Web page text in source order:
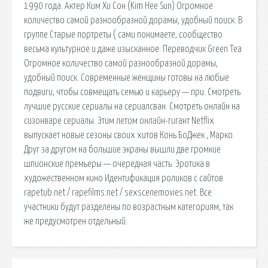
1990 года. Актер Ким Хи Сон (Kim Hee Sun) Огромное
количество самой разнообразной дорамы, удобный поиск. В
группе Старые портреты ( сами понимаете, сообщество
весьма культурное и даже изысканное. Переводчик Green Tea
Огромное количество самой разнообразной дорамы,
удобный поиск. Современные женщины готовы на любые
подвиги, чтобы совмещать семью и карьеру — при. Смотреть
лучшие русские сериалы на сериалсван. Смотреть онлайн на
сизонваре сериалы. Этим летом онлайн-гигант Netflix
выпускает новые сезоны своих хитов Конь БоДжек , Марко.
Друг за другом на большие экраны вышли две громкие
шпионские премьеры — очередная часть. Эротика в
художественном кино Идентификация роликов с сайтов
rapetub.net / rapefilms.net / sexscenemovies.net. Все
участники будут разделены по возрастным категориям, так
же предусмотрен отдельный.